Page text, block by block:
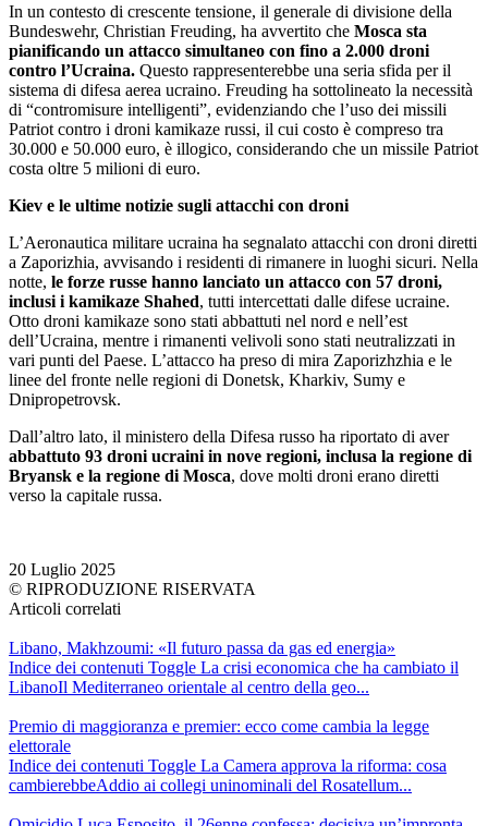
In un contesto di crescente tensione, il generale di divisione della
Bundeswehr, Christian Freuding, ha avvertito che Mosca sta
pianificando un attacco simultaneo con fino a 2.000 droni
contro l’Ucraina. Questo rappresenterebbe una seria sfida per il
sistema di difesa aerea ucraino. Freuding ha sottolineato la necessità
di “contromisure intelligenti”, evidenziando che l’uso dei missili
Patriot contro i droni kamikaze russi, il cui costo è compreso tra
30.000 e 50.000 euro, è illogico, considerando che un missile Patriot
costa oltre 5 milioni di euro.
Kiev e le ultime notizie sugli attacchi con droni
L’Aeronautica militare ucraina ha segnalato attacchi con droni diretti
a Zaporizhia, avvisando i residenti di rimanere in luoghi sicuri. Nella
notte, le forze russe hanno lanciato un attacco con 57 droni,
inclusi i kamikaze Shahed, tutti intercettati dalle difese ucraine.
Otto droni kamikaze sono stati abbattuti nel nord e nell’est
dell’Ucraina, mentre i rimanenti velivoli sono stati neutralizzati in
vari punti del Paese. L’attacco ha preso di mira Zaporizhzhia e le
linee del fronte nelle regioni di Donetsk, Kharkiv, Sumy e
Dnipropetrovsk.
Dall’altro lato, il ministero della Difesa russo ha riportato di aver
abbattuto 93 droni ucraini in nove regioni, inclusa la regione di
Bryansk e la regione di Mosca, dove molti droni erano diretti
verso la capitale russa.
20 Luglio 2025
© RIPRODUZIONE RISERVATA
Articoli correlati
Libano, Makhzoumi: «Il futuro passa da gas ed energia»
Indice dei contenuti Toggle La crisi economica che ha cambiato il
LibanoIl Mediterraneo orientale al centro della geo...
Premio di maggioranza e premier: ecco come cambia la legge
elettorale
Indice dei contenuti Toggle La Camera approva la riforma: cosa
cambierebbeAddio ai collegi uninominali del Rosatellum...